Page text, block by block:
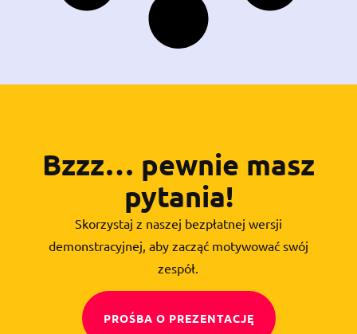
Bzzz… pewnie masz
pytania!
Skorzystaj z naszej bezpłatnej wersji
demonstracyjnej, aby zacząć motywować swój
zespół.
PROŚBA O PREZENTACJĘ